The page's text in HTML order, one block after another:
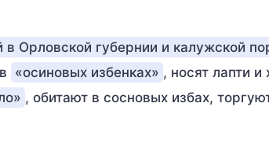
Орловской губернии и калужской
«осиновых избенках» , носят лапти и
, обитают в сосновых избах,